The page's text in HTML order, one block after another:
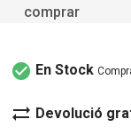
comprar
check_circle En Stock
sync_alt Devolució